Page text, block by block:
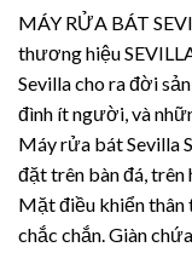
MÁY RỬA BÁT
thương hiệu
Sevillacho ra đời
đình ít người, và
Máy rửa bát Sevilla
đặt trên bàn đá, trên
Mặt điều khiển thân
chắc chắn. Giàn